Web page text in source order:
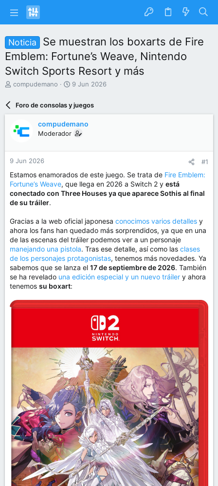
Noticia
Se muestran los boxarts de Fire
Emblem: Fortune’s Weave, Nintendo
Switch Sports Resort y más
I
a
r
d
e
l
t
e
m
compudemano
F
c
h
d
e
n
o
9 Jun 2026
Foro de consolas y juegos
compudemano
Moderador
9 Jun 2026 #1
Estamos enamorados de este juego. Se trata de Fire Emblem:
Fortune’s Weave, que llega en 2026 a Switch 2 y está
conectado con Three Houses ya que aparece Sothis al final
de su tráiler.
Gracias a la web oficial japonesa conocimos varios detalles y
ahora los fans han quedado más sorprendidos, ya que en una
de las escenas del tráiler podemos ver a un personaje
manejando una pistola. Tras ese detalle, así como las clases
de los personajes protagonistas, tenemos más novedades. Ya
sabemos que se lanza el 17 de septiembre de 2026. También
se ha revelado una edición especial y un nuevo tráiler y ahora
tenemos su boxart: